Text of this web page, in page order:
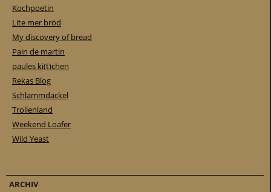
Kochpoetin
Lite mer bröd
My discovery of bread
Pain de martin
paules ki(t)chen
Rekas Blog
Schlammdackel
Trollenland
Weekend Loafer
Wild Yeast
ARCHIV